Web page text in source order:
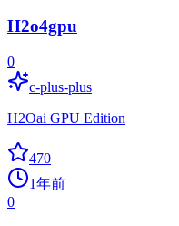
H2o4gpu
0
c-plus-plus
H2Oai GPU Edition
470
1年前
0